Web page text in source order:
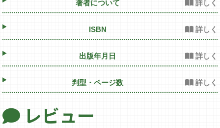
著者について
ISBN
出版年月日
判型・ページ数
レビュー